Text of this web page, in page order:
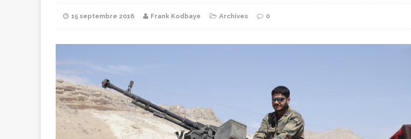
[ 7 février 2026 ] Et si le temps n’existait pas ? ARTICLES RÉÇENTS
ARTICLES RÉÇENTS
[ 5 février 2026 ] Énergie solaire : l’Afrique passe de la pénurie à
15 septembre 2016 Frank Kodbaye Archives 0